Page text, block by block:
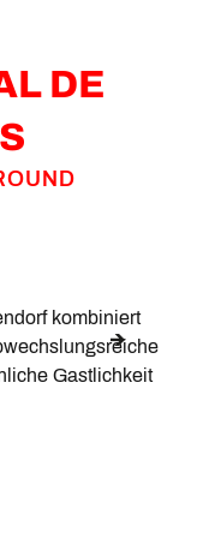
DE
kombiniert
Gastlichkeit